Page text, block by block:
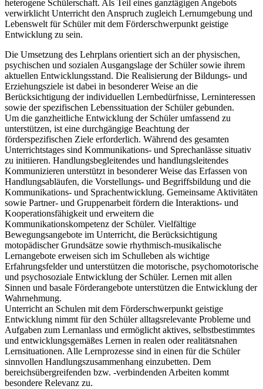
heterogene Schülerschaft. Als Teil eines ganztägigen Angebots
verwirklicht Unterricht den Anspruch zugleich Lernumgebung und
Lebenswelt für Schüler mit dem Förderschwerpunkt geistige
Entwicklung zu sein.
Die Umsetzung des Lehrplans orientiert sich an der physischen,
psychischen und sozialen Ausgangslage der Schüler sowie ihrem
aktuellen Entwicklungsstand. Die Realisierung der Bildungs- und
Erziehungsziele ist dabei in besonderer Weise an die
Berücksichtigung der individuellen Lernbedürfnisse, Lerninteressen
sowie der spezifischen Lebenssituation der Schüler gebunden.
Um die ganzheitliche Entwicklung der Schüler umfassend zu
unterstützen, ist eine durchgängige Beachtung der
förderspezifischen Ziele erforderlich. Während des gesamten
Unterrichtstages sind Kommunikations- und Sprechanlässe situativ
zu initiieren. Handlungsbegleitendes und handlungsleitendes
Kommunizieren unterstützt in besonderer Weise das Erfassen von
Handlungsabläufen, die Vorstellungs- und Begriffsbildung und die
Kommunikations- und Sprachentwicklung. Gemeinsame Aktivitäten
sowie Partner- und Gruppenarbeit fördern die Interaktions- und
Kooperationsfähigkeit und erweitern die
Kommunikationskompetenz der Schüler. Vielfältige
Bewegungsangebote im Unterricht, die Berücksichtigung
motopädischer Grundsätze sowie rhythmisch-musikalische
Lernangebote erweisen sich im Schulleben als wichtige
Erfahrungsfelder und unterstützen die motorische, psychomotorische
und psychosoziale Entwicklung der Schüler. Lernen mit allen
Sinnen und basale Förderangebote unterstützen die Entwicklung der
Wahrnehmung.
Unterricht an Schulen mit dem Förderschwerpunkt geistige
Entwicklung nimmt für den Schüler alltagsrelevante Probleme und
Aufgaben zum Lernanlass und ermöglicht aktives, selbstbestimmtes
und entwicklungsgemäßes Lernen in realen oder realitätsnahen
Lernsituationen. Alle Lernprozesse sind in einen für die Schüler
sinnvollen Handlungszusammenhang einzubetten. Dem
bereichsübergreifenden bzw. -verbindenden Arbeiten kommt
besondere Relevanz zu.